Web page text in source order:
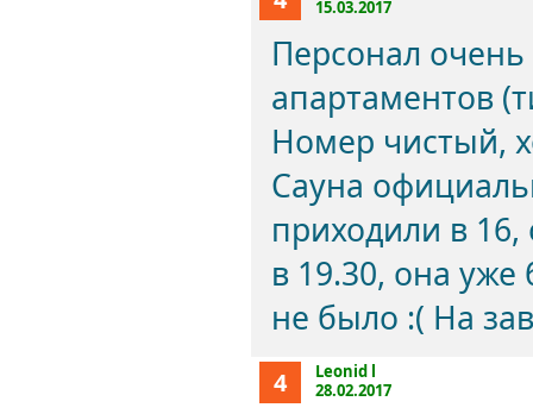
15.03.2017
Персонал
апартаментов
Номер чистый,
Сауна
приходили в
в 19.30, она
не было :( На
4
Leonid l
28.02.2017